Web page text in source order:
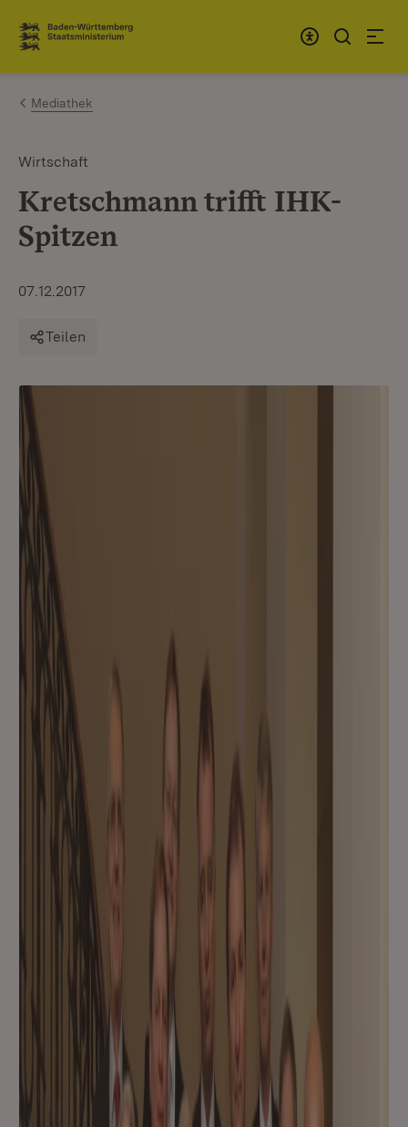
Zum Inhalt springen
Link zur Startseite
Mediathek
Wirtschaft
Kretschmann trifft IHK-
Spitzen
07.12.2017
Teilen